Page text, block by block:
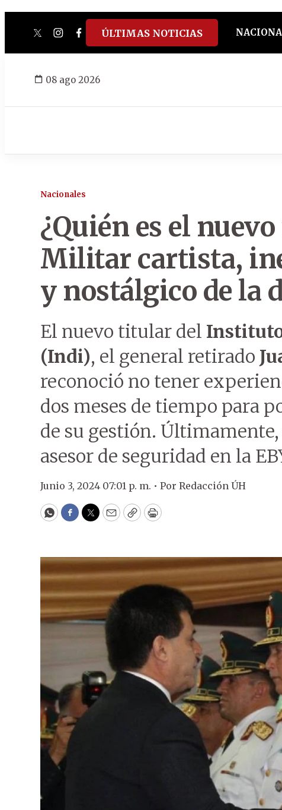
twitterinstagram
facebook
tiktokyoutube
spotify
ÚLTIMAS NOTICIAS
08 ago 2026
Nacionales
¿Quién es el
Militar cartista,
y nostálgico de la
El nuevo titular del
(Indi), el general retirado
reconoció no tener
dos meses de tiempo para
de su gestión.
asesor de seguridad en la
Junio 3, 2024 07:01 p. m. • Por Redacción ÚH
WhatsApp
Facebook
Twitter
EmailCopyPrint